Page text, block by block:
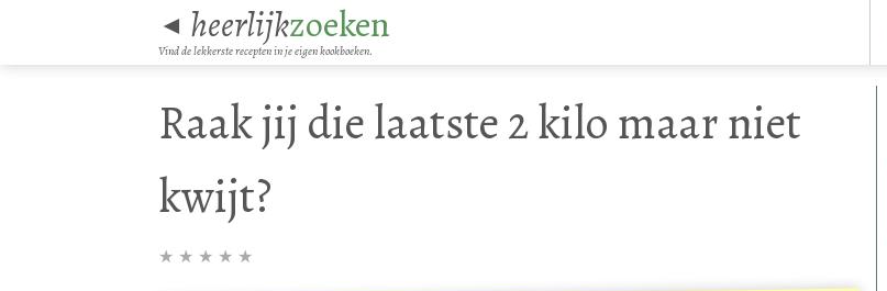
◄ heerlijkzoeken
Vind de lekkerste recepten in je eigen kookboeken.
Raak jij die laatste 2 kilo maar niet
kwijt?
★ ★ ★ ★ ★